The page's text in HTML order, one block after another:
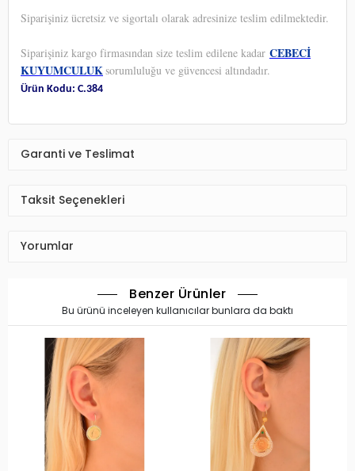
Siparişiniz ücretsiz ve sigortalı olarak adresinize teslim edilmektedir.
Siparişiniz kargo firmasından size teslim edilene kadar CEBECİ
KUYUMCULUKsorumluluğu ve güvencesi altındadır.
Ürün Kodu: C.384
Garanti ve Teslimat
Taksit Seçenekleri
Yorumlar
Benzer Ürünler
Bu ürünü inceleyen kullanıcılar bunlara da baktı